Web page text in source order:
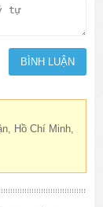
Hồ Chí Minh,